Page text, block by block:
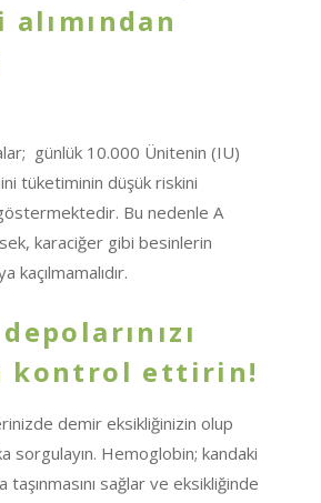
günlük 10.000 Ünitenin (IU)
tüketiminin düşük riskini
Bu nedenle A
karaciğer gibi besinlerin
kaçılmamalıdır.
kontrol ettirin!
demir eksikliğinizin olup
sorgulayın. Hemoglobin; kandaki
sağlar ve eksikliğinde